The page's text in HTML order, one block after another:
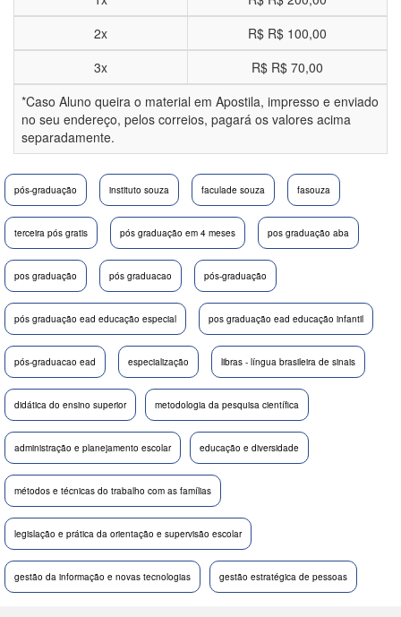
2x
R$ R$ 100,00
3x
R$ R$ 70,00
*Caso Aluno queira o material em Apostila, impresso e enviado
no seu endereço, pelos correios, pagará os valores acima
separadamente.
pós-graduação instituto souza faculade souza fasouza
terceira pós gratis pós graduação em 4 meses pos graduação aba
pos graduação pós graduacao pós-graduação
pós graduação ead educação especial pos graduação ead educação infantil
pós-graduacao ead especialização libras - língua brasileira de sinais
didática do ensino superior metodologia da pesquisa científica
administração e planejamento escolar educação e diversidade
métodos e técnicas do trabalho com as famílias
legislação e prática da orientação e supervisão escolar
gestão da informação e novas tecnologias gestão estratégica de pessoas